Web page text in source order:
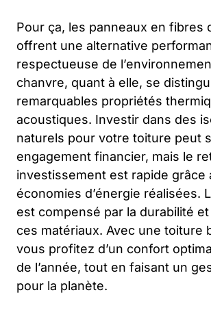
Pour ça, les panneaux en fibres
offrent une alternative
respectueuse de
chanvre, quant à elle, se
remarquables propriétés
acoustiques. Investir dans des
naturels pour votre toiture peut
engagement financier, mais le
investissement est rapide grâce
économies d’énergie réalisées.
est compensé par la durabilité et
ces matériaux. Avec une toiture
vous profitez d’un confort
de l’année, tout en faisant un
pour la planète.